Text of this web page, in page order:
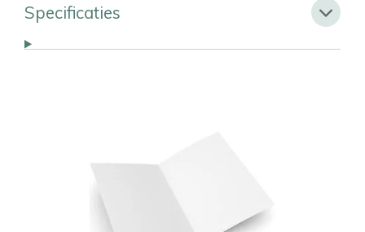
Specificaties